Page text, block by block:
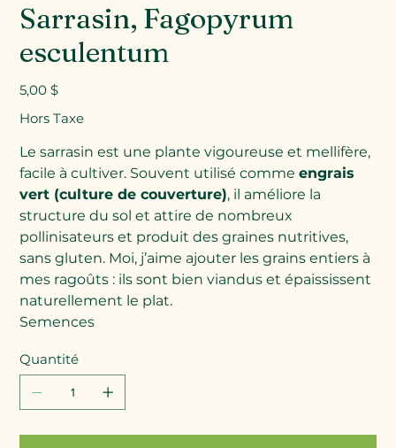
Sarrasin, Fagopyrum
esculentum
Prix
5,00 $
Hors Taxe
Le sarrasin est une plante vigoureuse et mellifère,
facile à cultiver. Souvent utilisé commeengrais
vert (culture de couverture), il améliore la
structure du sol et attire de nombreux
pollinisateurs et produit des graines nutritives,
sans gluten. Moi, j’aime ajouter les grains entiers à
mes ragoûts : ils sont bien viandus et épaississent
naturellement le plat.
Semences
Quantité